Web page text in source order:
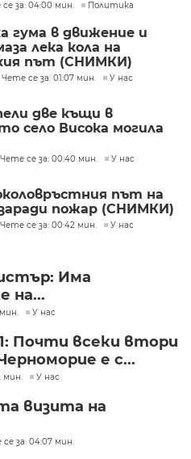
за: 04:00 мин. Политика
гума в движение и
лека кола на
път (СНИМКИ)
Чете се за: 01:07 мин. У нас
две къщи в
село Висока могила
Чете се за: 00:40 мин. У нас
път на
пожар (СНИМКИ)
Чете се за: 00:42 мин. У нас
Има
на...
У нас
Почти всеки втори
е с...
мин. У нас
визита на
за: 04:07 мин.